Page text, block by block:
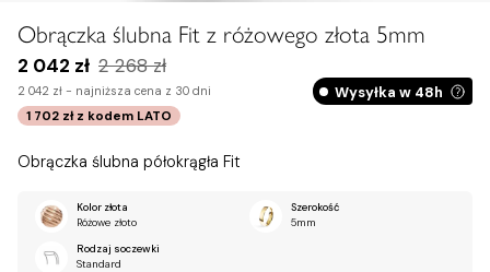
Obrączka ślubna Fit z różowego złota 5mm
2 042 zł 2 268 zł
2 042 zł - najniższa cena z 30 dni
1 702 zł z kodem LATO
Wysyłka w 48h
Obrączka ślubna półokrągła Fit
Kolor złota
Różowe złoto
Szerokość
5mm
Rodzaj soczewki
Standard